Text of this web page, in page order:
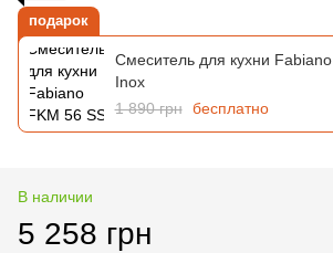
подарок
Смеситель для кухни
Inox
1 890 грн бесплатно
В наличии
5 258 грн